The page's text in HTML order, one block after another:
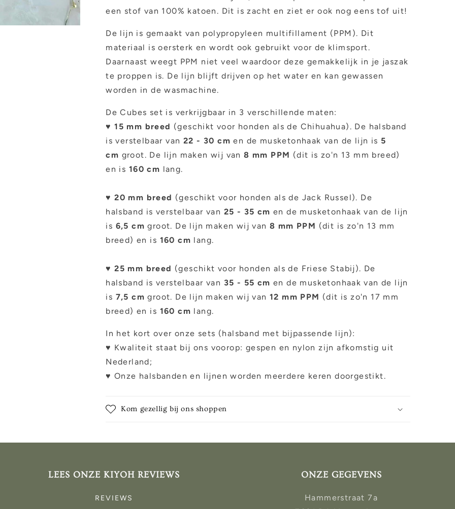
een stof van 100% katoen. Dit is zacht en ziet er ook nog eens tof uit!
De lijn is gemaakt van polypropyleen multifillament (PPM). Dit
materiaal is oersterk en wordt ook gebruikt voor de klimsport.
Daarnaast weegt PPM niet veel waardoor deze gemakkelijk in je jaszak
te proppen is. De lijn blijft drijven op het water en kan gewassen
worden in de wasmachine.
De Cubes set is verkrijgbaar in 3 verschillende maten:
♥15 mm breed (geschikt voor honden als de Chihuahua). De halsband
is verstelbaar van 22 - 30 cm en de musketonhaak van de lijn is 5
cm groot. De lijn maken wij van8 mm PPM (dit is zo'n 13 mm breed)
en is 160 cm lang.
♥20 mm breed (geschikt voor honden als de Jack Russel). De
halsband is verstelbaar van 25 - 35 cm en de musketonhaak van de lijn
is 6,5 cm groot. De lijn maken wij van 8 mm PPM (dit is zo'n 13 mm
breed) en is 160 cm lang.
♥25 mm breed (geschikt voor honden als de Friese Stabij). De
halsband is verstelbaar van 35 - 55 cm en de musketonhaak van de lijn
is 7,5 cm groot. De lijn maken wij van 12 mm PPM (dit is zo'n 17 mm
breed) en is 160 cm lang.
In het kort over onze sets (halsband met bijpassende lijn):
♥ Kwaliteit staat bij ons voorop: gespen en nylon zijn afkomstig uit
Nederland;
♥ Onze halsbanden en lijnen worden meerdere keren doorgestikt.
Kom gezellig bij ons shoppen
LEES ONZE KIYOH REVIEWS
REVIEWS
ONZE GEGEVENS
Hammerstraat 7a